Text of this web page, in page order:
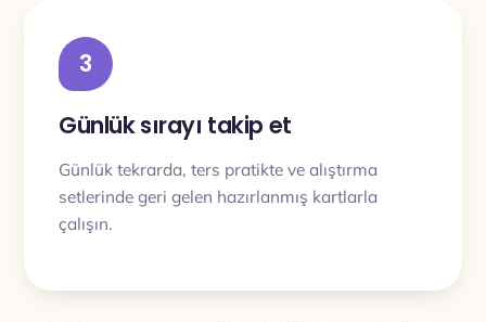
3
Günlük sırayı takip et
Günlük tekrarda, ters pratikte ve alıştırma
setlerinde geri gelen hazırlanmış kartlarla
çalışın.